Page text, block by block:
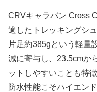
CRVキャラバン Cross
適したトレッキングシ
片足約385gという軽量
減に寄与し、23.5cmか
ットしやすいことも特徴
防水性能こそハイエン